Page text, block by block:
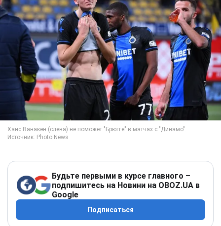
Будьте первыми в курсе главного –
подпишитесь на Новини на OBOZ.UA в
Google
Подписаться